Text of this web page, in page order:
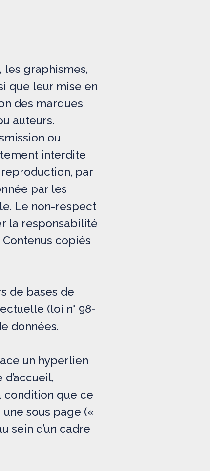
les graphismes,
que leur mise en
des marques,
auteurs.
ou
interdite
par
par les
Le non-respect
la responsabilité
copiés
de bases de
(loi n° 98-
données.
un hyperlien
condition que ce
sous page («
sein d’un cadre